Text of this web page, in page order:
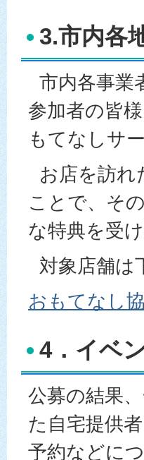
3.市内各
市内各事業
参加者の皆
もてなしサ
お店を訪れ
ことで、そ
な特典を受
対象店舗
おもてなし
4．イベ
公募の結果
た自宅提供
予約などに